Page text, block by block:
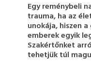
Egy reménybeli
trauma, ha az
unokája, hiszen
emberek egyik
Szakértőnket
tehetjük túl